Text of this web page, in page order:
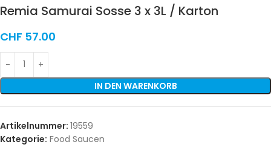
Remia Samurai Sosse 3 x 3L / Karton
CHF 57.00
IN DEN WARENKORB
Artikelnummer: 19559
Kategorie: Food Saucen